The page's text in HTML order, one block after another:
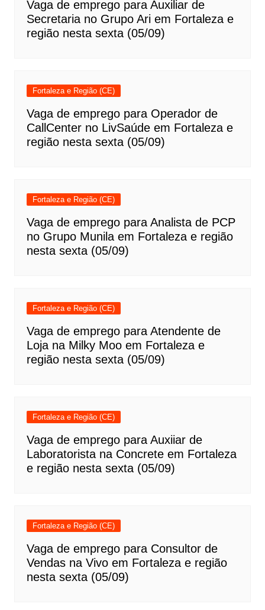
Vaga de emprego para Auxiliar de
Secretaria no Grupo Ari em Fortaleza e
região nesta sexta (05/09)
Fortaleza e Região (CE)
Vaga de emprego para Operador de
CallCenter no LivSaúde em Fortaleza e
região nesta sexta (05/09)
Fortaleza e Região (CE)
Vaga de emprego para Analista de PCP
no Grupo Munila em Fortaleza e região
nesta sexta (05/09)
Fortaleza e Região (CE)
Vaga de emprego para Atendente de
Loja na Milky Moo em Fortaleza e
região nesta sexta (05/09)
Fortaleza e Região (CE)
Vaga de emprego para Auxiiar de
Laboratorista na Concrete em Fortaleza
e região nesta sexta (05/09)
Fortaleza e Região (CE)
Vaga de emprego para Consultor de
Vendas na Vivo em Fortaleza e região
nesta sexta (05/09)